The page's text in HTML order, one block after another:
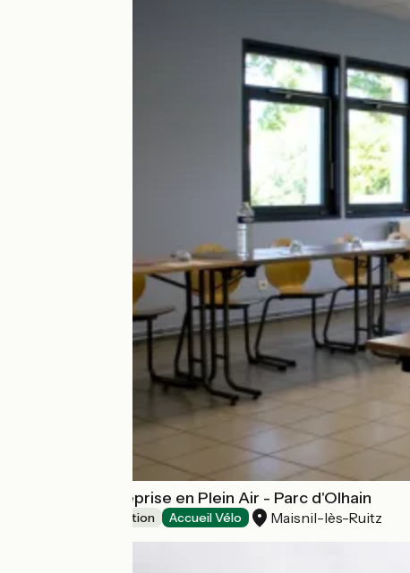
Séminaire Entreprise en Plein Air - Parc d'Olhain
Leisure and recreation Accueil Vélo Maisnil-lès-Ruitz